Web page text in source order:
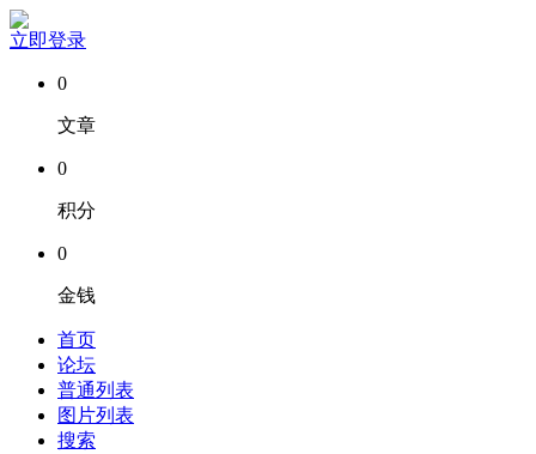
立即登录
0
文章
0
积分
0
金钱
首页
论坛
普通列表
图片列表
搜索